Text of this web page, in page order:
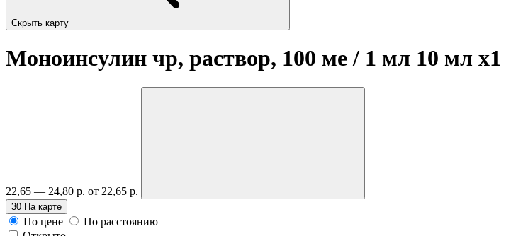
Скрыть карту
Моноинсулин чр, раствор, 100 ме / 1 мл 10 мл x1
22,65 — 24,80 р. от 22,65 р.
30 На карте
По цене
По расстоянию